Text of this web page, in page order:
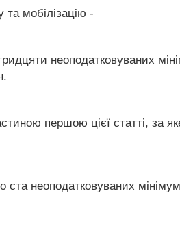
та мобілізацію -
неоподатковуваних
першою цієї статті, за
неоподатковуваних